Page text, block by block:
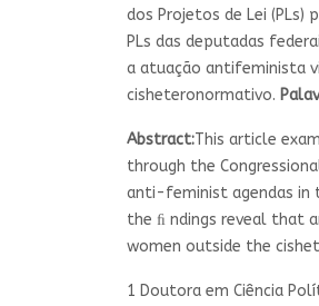
dos Projetos de Lei
PLs das deputadas
a atuação antifeminista
cisheteronormativo.
Abstract:This article
through the
anti-feminist agendas in
the ﬁ ndings reveal that
women outside the
1 Doutora em Ciência